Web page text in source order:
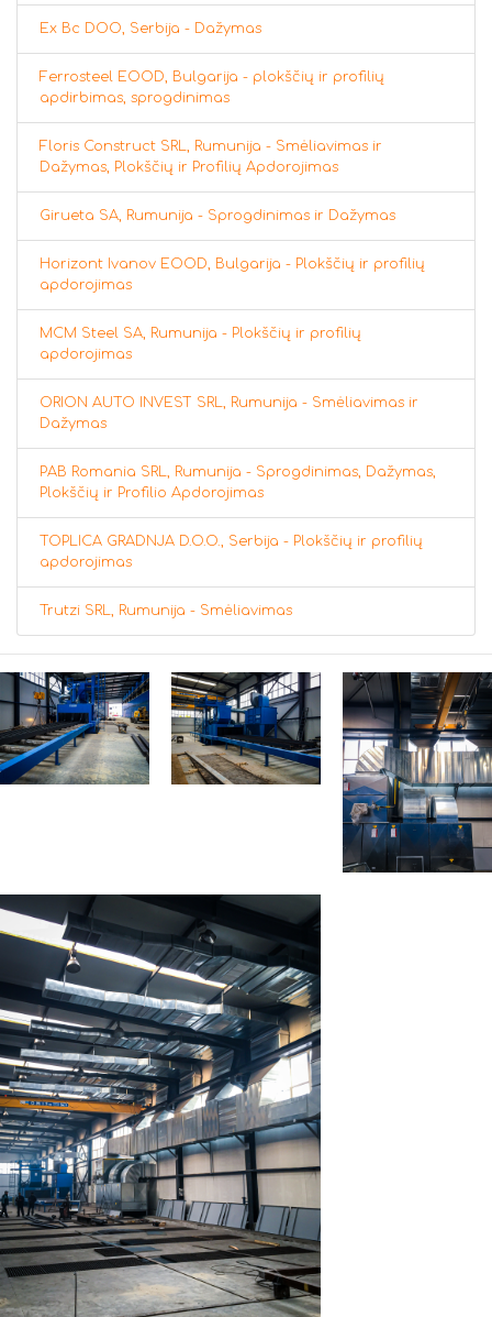
Ex Bc DOO, Serbija - Dažymas
Ferrosteel EOOD, Bulgarija - plokščių ir profilių
apdirbimas, sprogdinimas
Floris Construct SRL, Rumunija - Smėliavimas ir
Dažymas, Plokščių ir Profilių Apdorojimas
Girueta SA, Rumunija - Sprogdinimas ir Dažymas
Horizont Ivanov EOOD, Bulgarija - Plokščių ir profilių
apdorojimas
MCM Steel SA, Rumunija - Plokščių ir profilių
apdorojimas
ORION AUTO INVEST SRL, Rumunija - Smėliavimas ir
Dažymas
PAB Romania SRL, Rumunija - Sprogdinimas, Dažymas,
Plokščių ir Profilio Apdorojimas
TOPLICA GRADNJA D.O.O., Serbija - Plokščių ir profilių
apdorojimas
Trutzi SRL, Rumunija - Smėliavimas